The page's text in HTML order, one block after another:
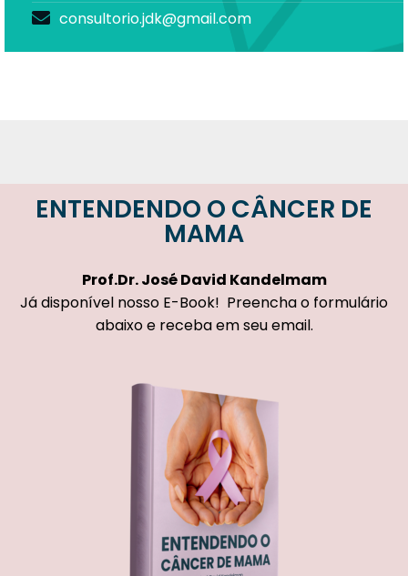
consultorio.jdk@gmail.com
ENTENDENDO O CÂNCER DE
MAMA
Prof.Dr.José David Kandelmam
Já disponível nosso E-Book! Preencha o formulário
abaixo e receba em seu email.